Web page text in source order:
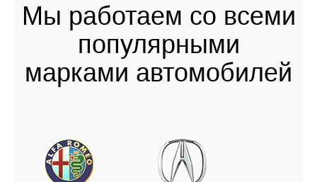
Мы работаем со всеми
популярными
марками автомобилей